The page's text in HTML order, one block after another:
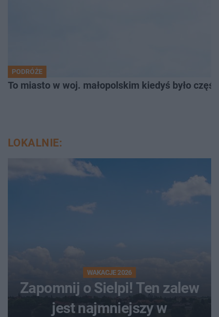
PODRÓŻE
To miasto w woj. małopolskim kiedyś było
LOKALNIE:
WAKACJE 2026
Zapomnij o Sielpi! Ten zalew
jest najmniejszy w